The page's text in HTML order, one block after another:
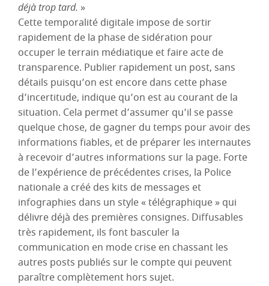
déjà trop tard. »
Cette temporalité digitale impose de sortir
rapidement de la phase de sidération pour
occuper le terrain médiatique et faire acte de
transparence. Publier rapidement un post, sans
détails puisqu’on est encore dans cette phase
d’incertitude, indique qu’on est au courant de la
situation. Cela permet d’assumer qu’il se passe
quelque chose, de gagner du temps pour avoir des
informations fiables, et de préparer les internautes
à recevoir d’autres informations sur la page. Forte
de l’expérience de précédentes crises, la Police
nationale a créé des kits de messages et
infographies dans un style « télégraphique » qui
délivre déjà des premières consignes. Diffusables
très rapidement, ils font basculer la
communication en mode crise en chassant les
autres posts publiés sur le compte qui peuvent
paraître complètement hors sujet.